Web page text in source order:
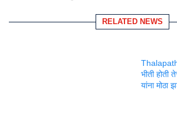
RELATED NEWS
भीती
यांना मोठा